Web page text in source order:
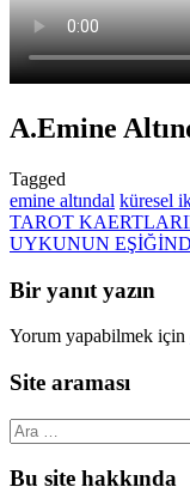
A.Emine
Tagged
emine altındal küresel
Post
navigation
TAROT
UYKUNUN
Bir yanıt yazın
Yorum yapabilmek için
Site araması
Arama:
Bu site hakkında